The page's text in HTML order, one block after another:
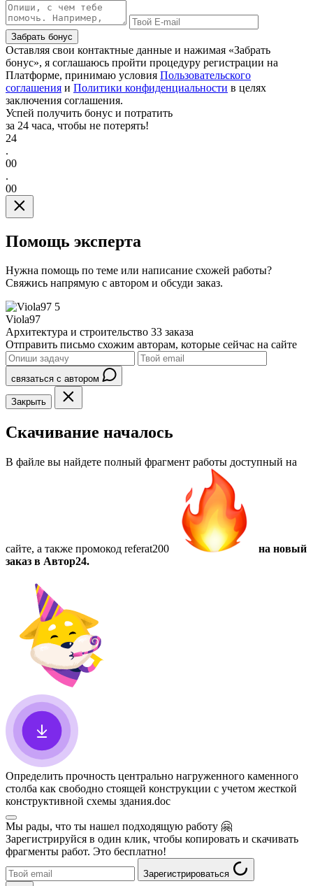
Забрать бонус
Оставляя свои контактные данные и нажимая «Забрать
бонус», я соглашаюсь пройти процедуру регистрации на
Платформе, принимаю условия Пользовательского
соглашения и Политики конфиденциальности в целях
заключения соглашения.
Успей получить бонус и потратить
за 24 часа, чтобы не потерять!
24
.
00
.
00
Помощь эксперта
Нужна помощь по теме или написание схожей работы?
Свяжись напрямую с автором и обсуди заказ.
5
Viola97
Архитектура и строительство 33 заказа
Отправить письмо схожим авторам, которые сейчас на сайте
связаться с автором
Закрыть
Скачивание началось
В файле вы найдете полный фрагмент работы доступный на
сайте, а также промокод referat200
на новый
заказ в Автор24.
Определить прочность центрально нагруженного каменного
столба как свободно стоящей конструкции с учетом жесткой
конструктивной схемы здания.doc
Мы рады, что ты нашел подходящую работу 🤗
Зарегистрируйся в один клик, чтобы копировать и скачивать
фрагменты работ. Это бесплатно!
Зарегистрироваться